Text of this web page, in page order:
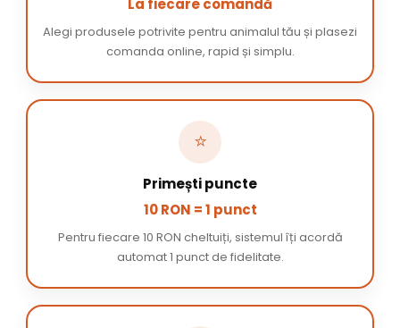
La fiecare comandă
Alegi produsele potrivite pentru animalul tău și plasezi
comanda online, rapid și simplu.
⭐
Primești puncte
10 RON = 1 punct
Pentru fiecare 10 RON cheltuiți, sistemul îți acordă
automat 1 punct de fidelitate.